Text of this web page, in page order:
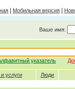
Мобильная версия
Ваше имя:
указатель
услуги Люди